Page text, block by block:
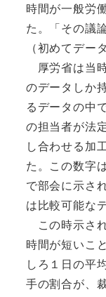
時間が一般労
た。「その議
（初めてデー
厚労省は当
のデータしか
るデータの中
の担当者が法
し合わせる加
た。この数字
で部会に示さ
は比較可能な
この時示さ
時間が短いこ
しろ１日の平
手の割合が、